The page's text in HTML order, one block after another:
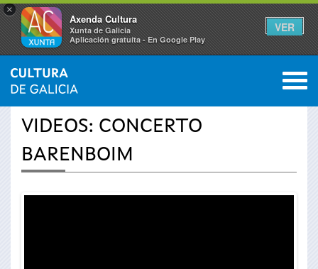
×
Axenda Cultura
Xunta de Galicia
Aplicación gratuíta - En Google Play
VER
Vostede
aquí
INICIO › ACTUALIDADE 0
VIDEOS: CONCERTO
BARENBOIM